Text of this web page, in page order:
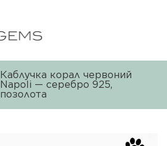
Каблучка корал червоний
Napoli — серебро 925,
позолота